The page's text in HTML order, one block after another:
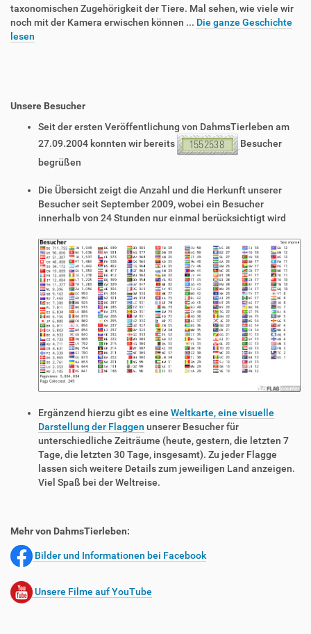
taxonomischen Zugehörigkeit der Tiere. Mal sehen, wie viele wir
noch mit der Kamera erwischen können ... Die ganze Geschichte
lesen
Unsere Besucher
Seit der ersten Veröffentlichung von DahmsTierleben am
27.09.2004 konnten wir bereits
Besucher
begrüßen
Die Übersicht zeigt die Anzahl und die Herkunft unserer
Besucher seit September 2009, wobei ein Besucher
innerhalb von 24 Stunden nur einmal berücksichtigt wird
Ergänzend hierzu gibt es eine Weltkarte, eine visuelle
Darstellung der Flaggen unserer Besucher für
unterschiedliche Zeiträume (heute, gestern, die letzten 7
Tage, die letzten 30 Tage, insgesamt). Zu jeder Flagge
lassen sich weitere Details zum jeweiligen Land anzeigen.
Viel Spaß bei der Weltreise.
Mehr von DahmsTierleben:
Bilder und Informationen bei Facebook
Unsere Filme auf YouTube